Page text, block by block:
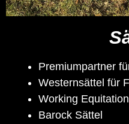
Premiumpartner
Westernsättel für
Working
Barock Sättel